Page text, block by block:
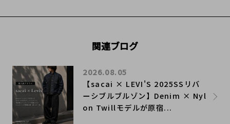
関連ブログ
【sacai × LEVI'S 2025SSリバ
ーシブルブルゾン】Denim × Nyl
on Twillモデルが原宿...
2026.08.05